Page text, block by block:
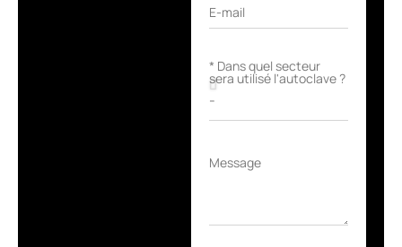
E-mail
* Dans quel secteur
sera utilisé l'autoclave ?
Message